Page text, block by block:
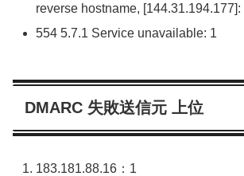
reverse hostname, [144.31.194.177]:
554 5.7.1 Service unavailable: 1
DMARC 失敗送信元 上位
183.181.88.16：1